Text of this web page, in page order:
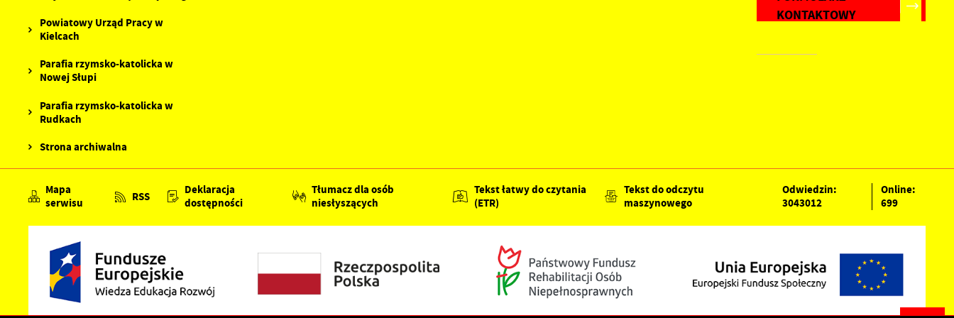
Powiatowy Urząd Pracy w
Kielcach
Parafia rzymsko-katolicka w
Nowej Słupi
Parafia rzymsko-katolicka w
Rudkach
Strona archiwalna
KONTAKTOWY
Mapa
serwisu
RSS
Deklaracja
dostępności
Tłumacz dla osób
niesłyszących
Tekst łatwy do czytania
(ETR)
Tekst do odczytu
maszynowego
Odwiedzin:
3043012
Online:
699